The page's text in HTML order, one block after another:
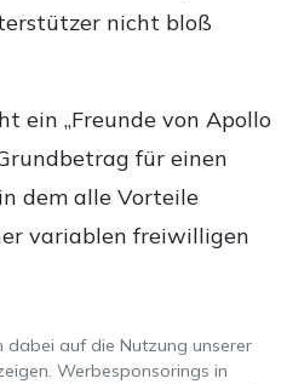
nicht bloß
ein „Freunde von Apollo
für einen
dem alle Vorteile
variablen freiwilligen
dabei auf die Nutzung unserer
Werbesponsorings in